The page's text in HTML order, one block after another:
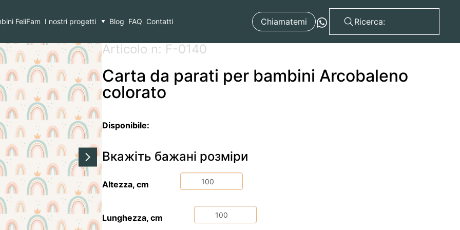
FeliFam I nostri progetti Blog FAQ Contatti Chiamatemi
Articolo n: F-0140
Carta da parati per bambini Arcobaleno
colorato
Disponibile:
Вкажіть бажані розміри
Altezza, cm
Lunghezza, cm